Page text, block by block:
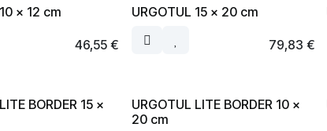
x 12 cm
46,55 €
URGOTUL 15 x 20 cm
79,83 €
BORDER 15 x
URGOTUL LITE BORDER 10 x
20 cm